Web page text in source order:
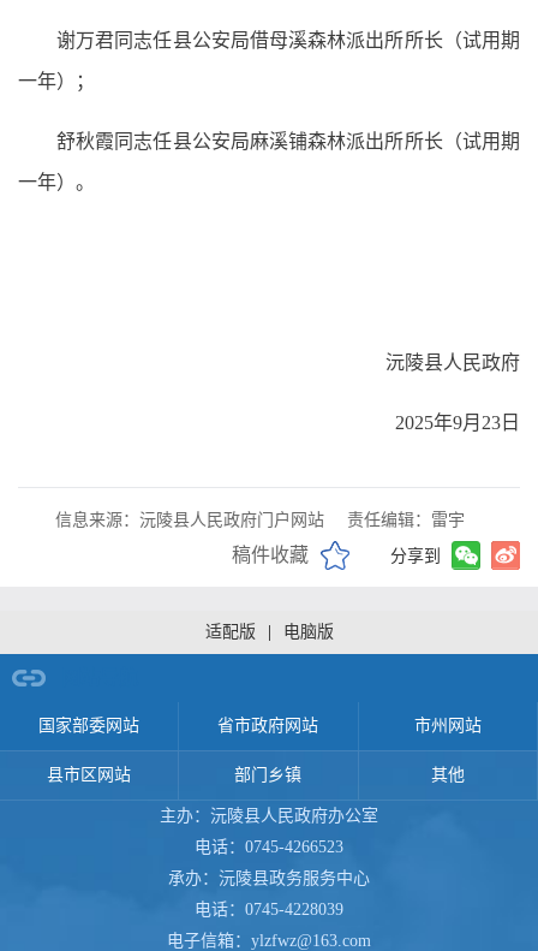
谢万君同志任县公安局借母溪森林派出所所长（试用期
一年）；
舒秋霞同志任县公安局麻溪铺森林派出所所长（试用期
一年）。
沅陵县人民政府
2025年9月23日
信息来源：沅陵县人民政府门户网站 责任编辑：雷宇
稿件收藏 分享到
适配版 电脑版
国家部委网站 省市政府网站 市州网站
县市区网站 部门乡镇 其他
主办：沅陵县人民政府办公室
电话：0745-4266523
承办：沅陵县政务服务中心
电话：0745-4228039
电子信箱：ylzfwz@163.com